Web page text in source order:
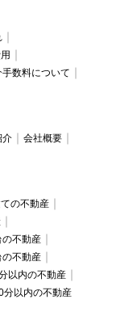
手数料について
介
会社概要
の不動産
不動産
不動産
以内の不動産
分以内の不動産